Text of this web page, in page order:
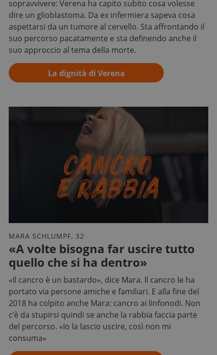
sopravvivere: Verena ha capito subito cosa volesse
dire un glioblastoma. Da ex infermiera sapeva cosa
aspettarsi da un tumore al cervello. Sta affrontando il
suo percorso pacatamente e sta definendo anche il
suo approccio al tema della morte.
La dignità di Verena
«A volte bisogna far uscire tutto
quello che si ha dentro»
MARA SCHLUMPF, 32
«Il cancro è un bastardo», dice Mara. Il cancro le ha
portato via persone amiche e familiari. E alla fine del
2018 ha colpito anche Mara: cancro ai linfonodi. Non
c’è da stupirsi quindi se anche la rabbia faccia parte
del percorso. «Io la lascio uscire, così non mi
consuma»